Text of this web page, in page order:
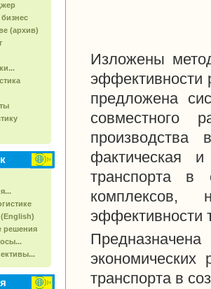
(архив)
решения
Изложены
эффективности
предложена
совместного
производства
фактическая
транспорта в
комплексов,
эффективности
экономических
транспорта в